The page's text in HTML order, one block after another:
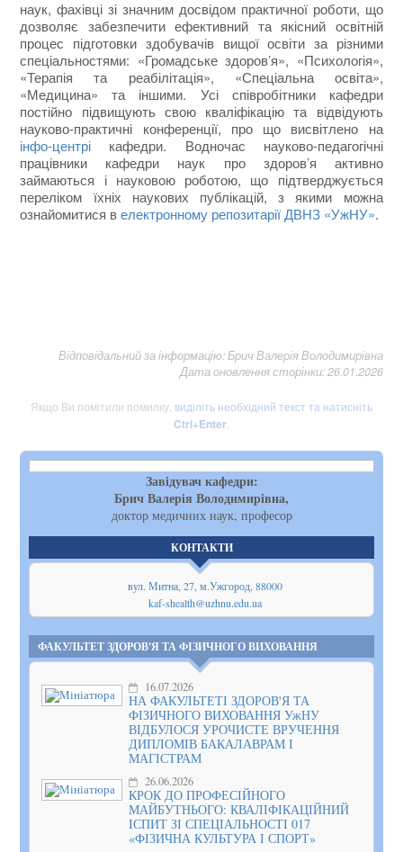
наук, фахівці зі значним досвідом практичної роботи, що
дозволяє забезпечити ефективний та якісний освітній
процес підготовки здобувачів вищої освіти за різними
спеціальностями: «Громадське здоров’я», «Психологія»,
«Терапія та реабілітація», «Спеціальна освіта»,
«Медицина» та іншими. Усі співробітники кафедри
постійно підвищують свою кваліфікацію та відвідують
науково-практичні конференції, про що висвітлено на
інфо-центрі кафедри. Водночас науково-педагогічні
працівники кафедри наук про здоров’я активно
займаються і науковою роботою, що підтверджується
переліком їхніх наукових публікацій, з якими можна
ознайомитися велектронному репозитарії ДВНЗ «УжНУ».
Відповідальний за інформацію: Брич Валерія Володимирівна
Дата оновлення сторінки: 26.01.2026
Якщо Ви помітили помилку, виділіть необхідний текст та натисніть
Ctrl+Enter
Завідувач кафедри:
Брич Валерія Володимирівна,
доктор медичних наук, професор
КОНТАКТИ
вул. Митна, 27, м.Ужгород, 88000
kaf-shealth@uzhnu.edu.ua
ФАКУЛЬТЕТ ЗДОРОВ'Я ТА ФІЗИЧНОГО ВИХОВАННЯ
16.07.2026
НА ФАКУЛЬТЕТІ ЗДОРОВ'Я ТА
ФІЗИЧНОГО ВИХОВАННЯ УжНУ
ВІДБУЛОСЯ УРОЧИСТЕ ВРУЧЕННЯ
ДИПЛОМІВ БАКАЛАВРАМ І
МАГІСТРАМ
26.06.2026
КРОК ДО ПРОФЕСІЙНОГО
МАЙБУТНЬОГО: КВАЛІФІКАЦІЙНИЙ
ІСПИТ ЗІ СПЕЦІАЛЬНОСТІ 017
«ФІЗИЧНА КУЛЬТУРА І СПОРТ»